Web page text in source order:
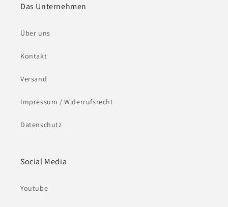
Das Unternehmen
Über uns
Kontakt
Versand
Impressum / Widerrufsrecht
Datenschutz
Social Media
Youtube